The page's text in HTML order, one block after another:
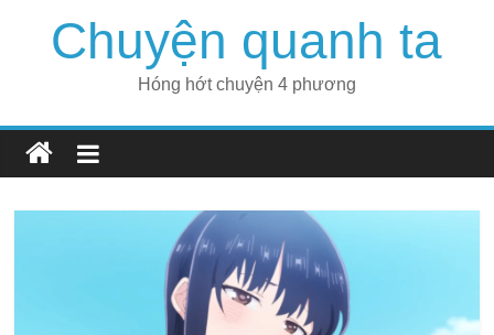
Chuyện quanh ta
Hóng hớt chuyện 4 phương